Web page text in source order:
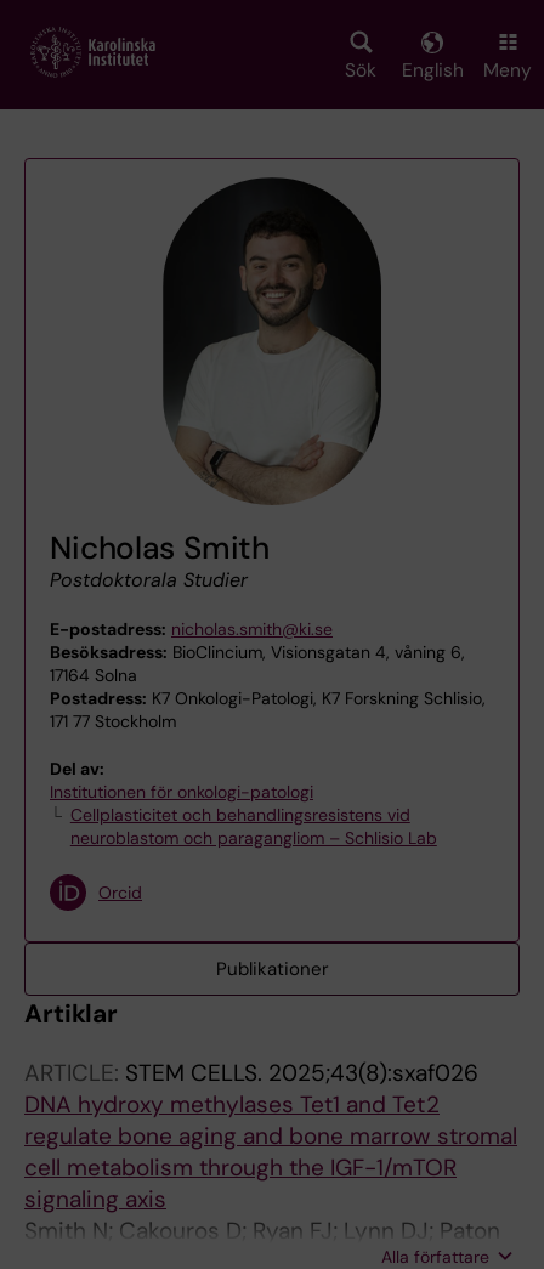
main
Sök English Meny
Nicholas Smith
Postdoktorala Studier
E-postadress: nicholas.smith@ki.se
Besöksadress: BioClincium, Visionsgatan 4, våning 6,
17164 Solna
Postadress: K7 Onkologi-Patologi, K7 Forskning Schlisio,
171 77 Stockholm
Del av:
Institutionen för onkologi-patologi
Cellplasticitet och behandlingsresistens vid
neuroblastom och paragangliom – Schlisio Lab
Orcid
Publikationer
Artiklar
ARTICLE: STEM CELLS. 2025;43(8):sxaf026
DNA hydroxy methylases Tet1 and Tet2
regulate bone aging and bone marrow stromal
cell metabolism through the IGF-1/mTOR
signaling axis
Smith N; Cakouros D; Ryan FJ; Lynn DJ; Paton
Alla författare